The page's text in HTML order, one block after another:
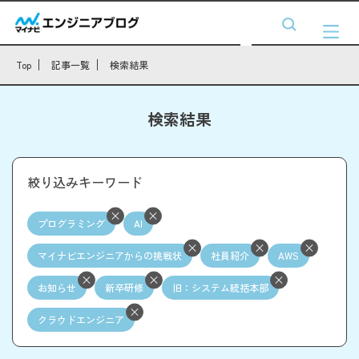
Top 記事一覧 検索結果
検索結果
絞り込みキーワード
プログラミング AI
マイナビエンジニアからの挑戦状 社員紹介 AWS
お知らせ 新卒研修 旧：システム統括本部
クラウドエンジニア